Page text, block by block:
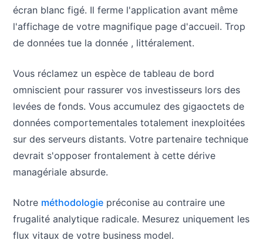
écran blanc figé. Il ferme l'application avant même
l'affichage de votre magnifique page d'accueil. Trop
de données tue la donnée , littéralement.
Vous réclamez un espèce de tableau de bord
omniscient pour rassurer vos investisseurs lors des
levées de fonds. Vous accumulez des gigaoctets de
données comportementales totalement inexploitées
sur des serveurs distants. Votre partenaire technique
devrait s'opposer frontalement à cette dérive
managériale absurde.
Notre méthodologie préconise au contraire une
frugalité analytique radicale. Mesurez uniquement les
flux vitaux de votre business model.